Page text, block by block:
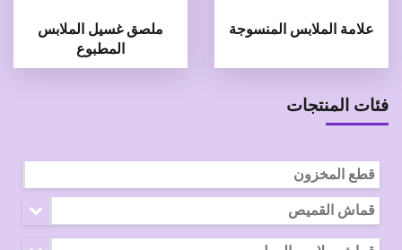
علامة الملابس المنسوجة
ملصق غسيل الملابس
المطبوع
فئات المنتجات
قطع المخزون
قماش القميص